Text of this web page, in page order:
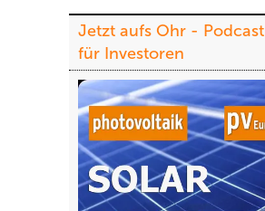
Jetzt aufs Ohr - Podcast
für Investoren